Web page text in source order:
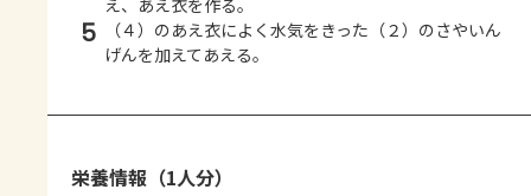
え、あえ衣を作る。
5
（４）のあえ衣によく水気をきった（２）のさやいん
げんを加えてあえる。
栄養情報（1人分）